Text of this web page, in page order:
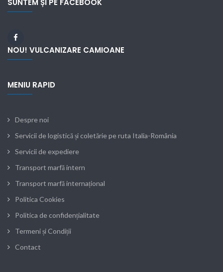
SUNTEM ȘI PE FACEBOOK
NOU! VULCANIZARE CAMIOANE
MENIU RAPID
Despre noi
Servicii de logistică și coletărie pe ruta Italia-România
Servicii de expediere
Transport marfă intern
Transport marfă internațional
Politica Cookies
Politica de confidențialitate
Termeni și Condiții
Contact